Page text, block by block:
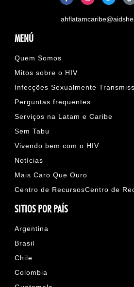
MENÚ
Quem Somos
Mitos sobre o HIV
Infecções Sexualmente
Perguntas frequentes
Serviços na Latam e Caribe
Sem Tabu
Vivendo bem com o HIV
Notícias
Mais Caro Que Ouro
Centro de RecursosCentro de
SITIOS POR PAÍS
Argentina
Brasil
Chile
Colombia